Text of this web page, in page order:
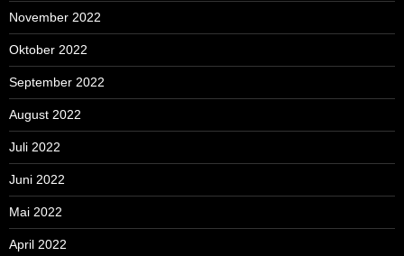
November 2022
Oktober 2022
September 2022
August 2022
Juli 2022
Juni 2022
Mai 2022
April 2022